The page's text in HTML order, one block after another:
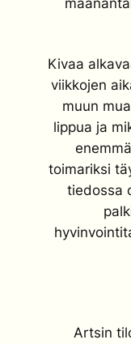
Kivaa
viikkojen
muun
lippua ja
toimariksi
tiedossa
Artsin